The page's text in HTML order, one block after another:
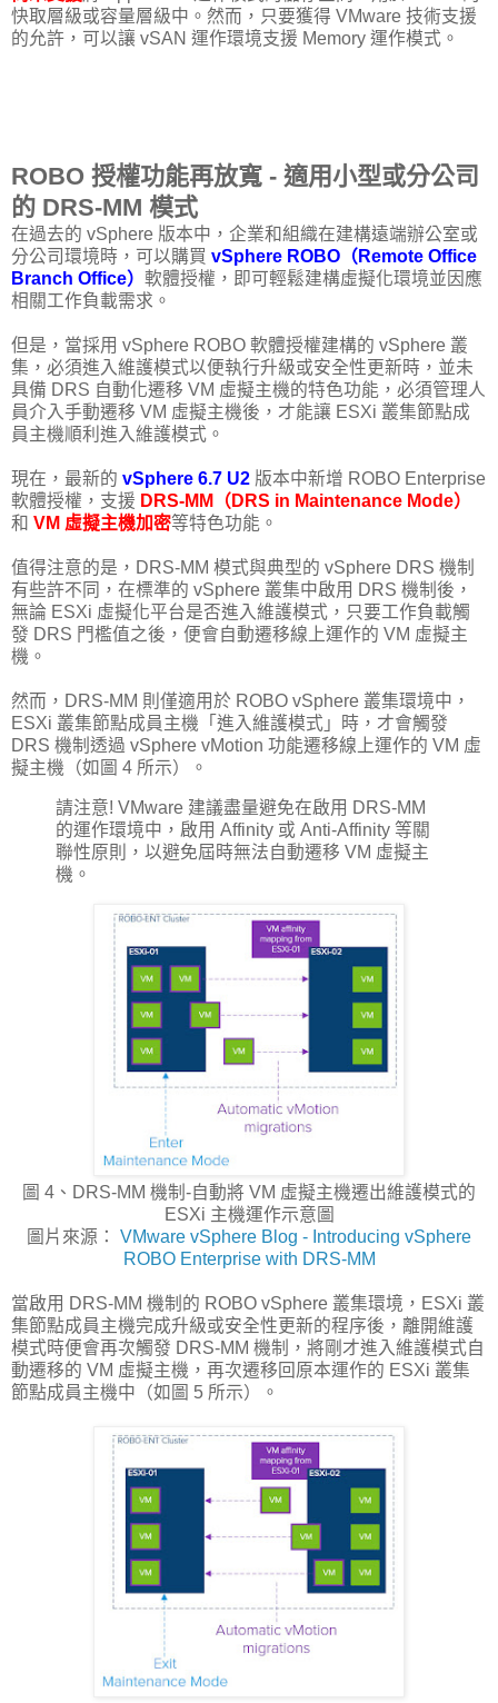
快取層級或容量層級中。然而，只要獲得 VMware 技術支援
的允許，可以讓 vSAN 運作環境支援 Memory 運作模式。
ROBO 授權功能再放寬 - 適用小型或分公司
的 DRS-MM 模式
在過去的 vSphere 版本中，企業和組織在建構遠端辦公室或
分公司環境時，可以購買 vSphere ROBO（Remote Office
Branch Office） 軟體授權，即可輕鬆建構虛擬化環境並因應
相關工作負載需求。
但是，當採用 vSphere ROBO 軟體授權建構的 vSphere 叢
集，必須進入維護模式以便執行升級或安全性更新時，並未
具備 DRS 自動化遷移 VM 虛擬主機的特色功能，必須管理人
員介入手動遷移 VM 虛擬主機後，才能讓 ESXi 叢集節點成
員主機順利進入維護模式。
現在，最新的 vSphere 6.7 U2 版本中新增 ROBO Enterprise
軟體授權，支援 DRS-MM（DRS in Maintenance Mode）
和 VM 虛擬主機加密等特色功能。
值得注意的是，DRS-MM 模式與典型的 vSphere DRS 機制
有些許不同，在標準的 vSphere 叢集中啟用 DRS 機制後，
無論 ESXi 虛擬化平台是否進入維護模式，只要工作負載觸
發 DRS 門檻值之後，便會自動遷移線上運作的 VM 虛擬主
機。
然而，DRS-MM 則僅適用於 ROBO vSphere 叢集環境中，
ESXi 叢集節點成員主機「進入維護模式」時，才會觸發
DRS 機制透過 vSphere vMotion 功能遷移線上運作的 VM 虛
擬主機（如圖 4 所示）。
請注意! VMware 建議盡量避免在啟用 DRS-MM
的運作環境中，啟用 Affinity 或 Anti-Affinity 等關
聯性原則，以避免屆時無法自動遷移 VM 虛擬主
機。
圖 4、DRS-MM 機制-自動將 VM 虛擬主機遷出維護模式的
ESXi 主機運作示意圖
圖片來源： VMware vSphere Blog - Introducing vSphere
ROBO Enterprise with DRS-MM
當啟用 DRS-MM 機制的 ROBO vSphere 叢集環境，ESXi 叢
集節點成員主機完成升級或安全性更新的程序後，離開維護
模式時便會再次觸發 DRS-MM 機制，將剛才進入維護模式自
動遷移的 VM 虛擬主機，再次遷移回原本運作的 ESXi 叢集
節點成員主機中（如圖 5 所示）。